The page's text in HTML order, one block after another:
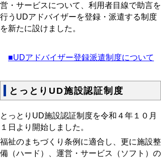
営・サービスについて、利用者目線で助言を
行うUDアドバイザーを登録・派遣する制度
を新たに設けました。
■UDアドバイザー登録派遣制度について
とっとりUD施設認証制度
とっとりUD施設認証制度を令和４年１０月
１日より開始しました。
福祉のまちづくり条例に適合し、更に施設整
備（ハード）、運営・サービス（ソフト）の